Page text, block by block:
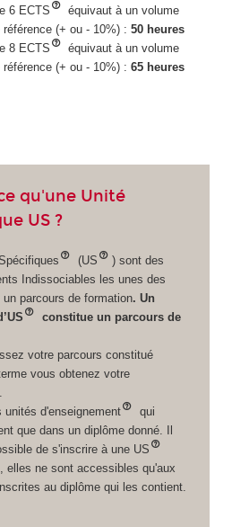
6 ECTS
équivaut à un volume
référence (+ ou - 10%) : 50 heures
8 ECTS
équivaut à un volume
référence (+ ou - 10%) : 65 heures
qu'une Unité
US ?
(US
) sont des
Indissociables les unes des
parcours de formation. Un
constitue un parcours de
votre parcours constitué
terme vous obtenez votre
unités d'enseignement
qui
que dans un diplôme donné. Il
de s'inscrire à une US
elles ne sont accessibles qu'aux
au diplôme qui les contient.